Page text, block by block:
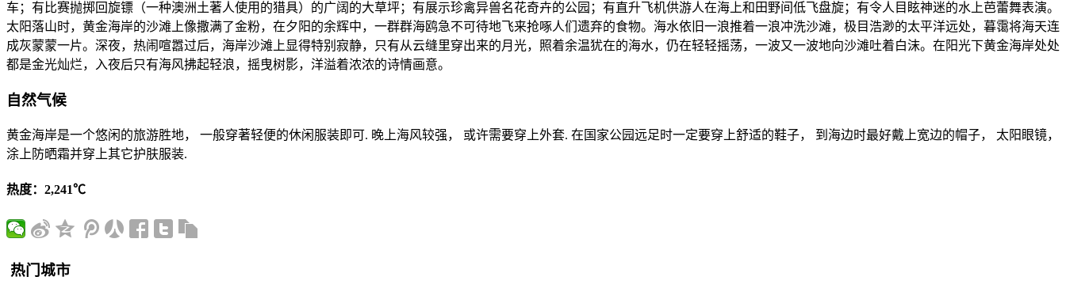
车；有比赛抛掷回旋镖（一种澳洲土著人使用的猎具）的广阔的大草坪；有展示珍禽异兽名花奇卉的公园；有直升飞机供游人在海上和田野间低飞盘旋；有令人目眩神迷的水上芭蕾舞表演。
太阳落山时，黄金海岸的沙滩上像撒满了金粉，在夕阳的余辉中，一群群海鸥急不可待地飞来抢啄人们遗弃的食物。海水依旧一浪推着一浪冲洗沙滩，极目浩渺的太平洋远处，暮霭将海天连
成灰蒙蒙一片。深夜，热闹喧嚣过后，海岸沙滩上显得特别寂静，只有从云缝里穿出来的月光，照着余温犹在的海水，仍在轻轻摇荡，一波又一波地向沙滩吐着白沫。在阳光下黄金海岸处处
都是金光灿烂，入夜后只有海风拂起轻浪，摇曳树影，洋溢着浓浓的诗情画意。
自然气候
黄金海岸是一个悠闲的旅游胜地， 一般穿著轻便的休闲服装即可. 晚上海风较强， 或许需要穿上外套. 在国家公园远足时一定要穿上舒适的鞋子， 到海边时最好戴上宽边的帽子， 太阳眼镜，
涂上防晒霜并穿上其它护肤服装.
热度：2,241℃
热门城市